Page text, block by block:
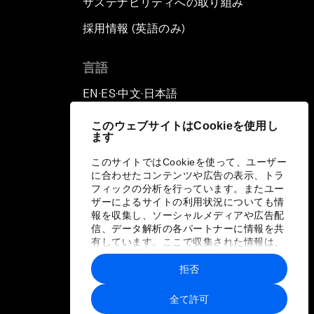
このウェブサイトはCookieを使用し
ます
このサイトではCookieを使って、ユーザー
に合わせたコンテンツや広告の表示、トラ
フィックの分析を行っています。またユー
ザーによるサイトの利用状況についても情
報を収集し、ソーシャルメディアや広告配
信、データ解析の各パートナーに情報を共
有しています。ここで収集された情報は、
ユーザーが各パートナーに提供した他の情
報や各パートナーのサービスを使用した際
に収集された情報と組み合わされ、各パー
トナーによって使用されることがありま
す。
全て許可
拒否
採用情報 (英語のみ)
言語
EN ▪ES▪中文▪ 日本語